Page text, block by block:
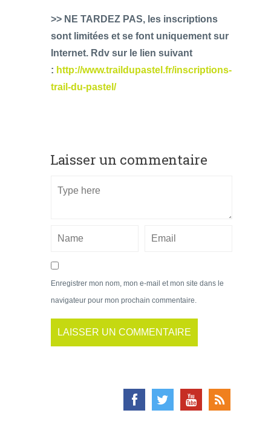
>> NE TARDEZ PAS, les inscriptions
sont limitées et se font uniquement sur
Internet. Rdv sur le lien suivant
: http://www.traildupastel.fr/inscriptions-
trail-du-pastel/
Laisser un commentaire
Enregistrer mon nom, mon e-mail et mon site dans le
navigateur pour mon prochain commentaire.